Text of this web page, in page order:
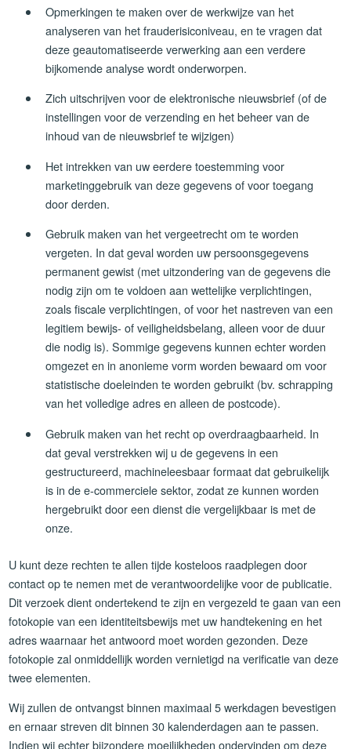
Opmerkingen te maken over de werkwijze van het
analyseren van het frauderisiconiveau, en te vragen dat
deze geautomatiseerde verwerking aan een verdere
bijkomende analyse wordt onderworpen.
Zich uitschrijven voor de elektronische nieuwsbrief (of de
instellingen voor de verzending en het beheer van de
inhoud van de nieuwsbrief te wijzigen)
Het intrekken van uw eerdere toestemming voor
marketinggebruik van deze gegevens of voor toegang
door derden.
Gebruik maken van het vergeetrecht om te worden
vergeten. In dat geval worden uw persoonsgegevens
permanent gewist (met uitzondering van de gegevens die
nodig zijn om te voldoen aan wettelijke verplichtingen,
zoals fiscale verplichtingen, of voor het nastreven van een
legitiem bewijs- of veiligheidsbelang, alleen voor de duur
die nodig is). Sommige gegevens kunnen echter worden
omgezet en in anonieme vorm worden bewaard om voor
statistische doeleinden te worden gebruikt (bv. schrapping
van het volledige adres en alleen de postcode).
Gebruik maken van het recht op overdraagbaarheid. In
dat geval verstrekken wij u de gegevens in een
gestructureerd, machineleesbaar formaat dat gebruikelijk
is in de e-commerciele sektor, zodat ze kunnen worden
hergebruikt door een dienst die vergelijkbaar is met de
onze.
U kunt deze rechten te allen tijde kosteloos raadplegen door
contact op te nemen met de verantwoordelijke voor de publicatie.
Dit verzoek dient ondertekend te zijn en vergezeld te gaan van een
fotokopie van een identiteitsbewijs met uw handtekening en het
adres waarnaar het antwoord moet worden gezonden. Deze
fotokopie zal onmiddellijk worden vernietigd na verificatie van deze
twee elementen.
Wij zullen de ontvangst binnen maximaal 5 werkdagen bevestigen
en ernaar streven dit binnen 30 kalenderdagen aan te passen.
Indien wij echter bijzondere moeilijkheden ondervinden om deze